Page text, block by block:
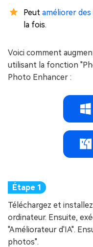
Peut améliorer des
la fois.
Voici comment
utilisant la fonction
Photo Enhancer :
Téléchargez et
ordinateur. Ensuite,
"Améliorateur d'IA".
photos".